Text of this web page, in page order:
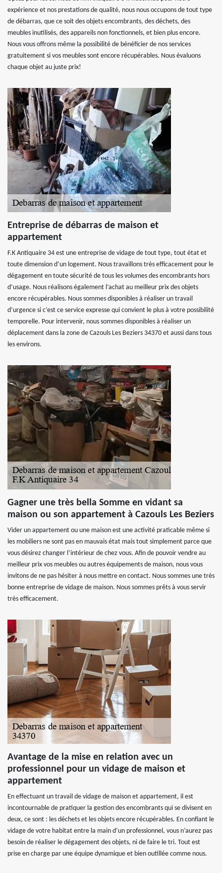
expérience et nos prestations de qualité, nous nous occupons de tout type
de débarras, que ce soit des objets encombrants, des déchets, des
meubles inutilisés, des appareils non fonctionnels, et bien plus encore.
Nous vous offrons même la possibilité de bénéficier de nos services
gratuitement si vos meubles sont encore récupérables. Nous évaluons
chaque objet au juste prix!
Entreprise de débarras de maison et
appartement
F.K Antiquaire 34 est une entreprise de vidage de tout type, tout état et
toute dimension d’un logement. Nous travaillons très efficacement pour le
dégagement en toute sécurité de tous les volumes des encombrants hors
d’usage. Nous réalisons également l’achat au meilleur prix des objets
encore récupérables. Nous sommes disponibles à réaliser un travail
d’urgence si c’est ce service expresse qui convient le plus à votre possibilité
temporelle. Pour intervenir, nous sommes disponibles à réaliser un
déplacement dans la zone de Cazouls Les Beziers 34370 et aussi dans tous
les environs.
Gagner une très bella Somme en vidant sa
maison ou son appartement à Cazouls Les Beziers
Vider un appartement ou une maison est une activité praticable même si
les mobiliers ne sont pas en mauvais état mais tout simplement parce que
vous désirez changer l’intérieur de chez vous. Afin de pouvoir vendre au
meilleur prix vos meubles ou autres équipements de maison, nous vous
invitons de ne pas hésiter à nous mettre en contact. Nous sommes une très
bonne entreprise de vidage de maison. Nous sommes prêts à vous servir
très efficacement.
Avantage de la mise en relation avec un
professionnel pour un vidage de maison et
appartement
En effectuant un travail de vidage de maison et appartement, il est
incontournable de pratiquer la gestion des encombrants qui se divisent en
deux, ce sont : les déchets et les objets encore récupérables. En confiant le
vidage de votre habitat entre la main d’un professionnel, vous n’aurez pas
besoin de réaliser le dégagement des objets, ni de faire le tri. Tout est
prise en charge par une équipe dynamique et bien outillée comme nous.